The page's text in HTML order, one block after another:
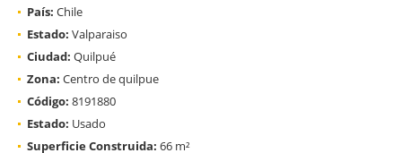
País: Chile
Estado: Valparaiso
Ciudad: Quilpué
Zona: Centro de quilpue
Código: 8191880
Estado: Usado
Superficie Construida: 66 m²